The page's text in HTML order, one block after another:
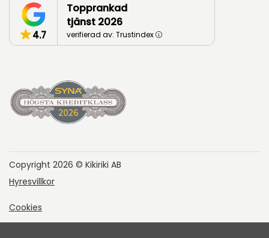
4.7
Topprankad
tjänst 2026
verifierad av: Trustindex
Copyright 2026 © Kikiriki AB
Hyresvillkor
Cookies